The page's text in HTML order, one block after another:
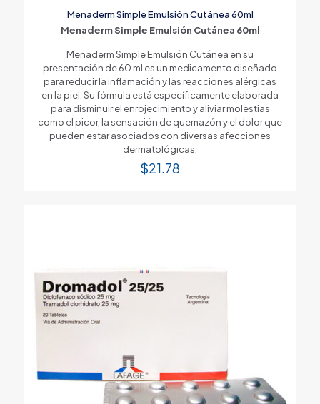
Menaderm Simple Emulsión Cutánea 60ml
Menaderm Simple Emulsión Cutánea 60ml
Menaderm Simple Emulsión Cutánea en su
presentación de 60 ml es un medicamento diseñado
para reducir la inflamación y las reacciones alérgicas
en la piel. Su fórmula está específicamente elaborada
para disminuir el enrojecimiento y aliviar molestias
como el picor, la sensación de quemazón y el dolor que
pueden estar asociados con diversas afecciones
dermatológicas.
$21.78